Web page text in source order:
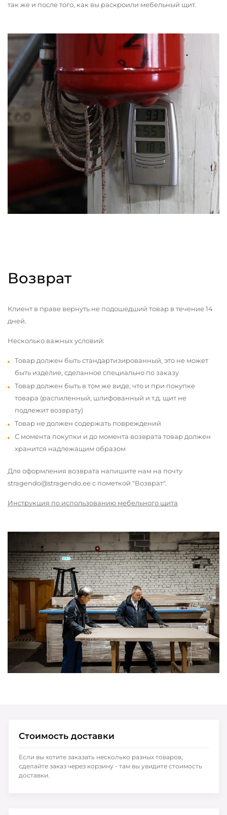
так же и после того, как вы раскроили мебельный щит.
Возврат
Клиент в праве вернуть не подошедший товар в течение 14
дней.
Несколько важных условий:
Товар должен быть стандартизированный, это не может
быть изделие, сделанное специально по заказу
Товар должен быть в том же виде, что и при покупке
товара (распиленный, шлифованный и т.д. щит не
подлежит возврату)
Товар не должен содержать повреждений
С момента покупки и до момента возврата товар должен
хранится надлежащим образом
Для оформления возврата напишите нам на почту
stragendo@stragendo.ee с пометкой "Возврат".
Инструкция по использованию мебельного щита
Стоимость доставки
Если вы хотите заказать несколько разных товаров,
сделайте заказ через корзину - там вы увидите стоимость
доставки.